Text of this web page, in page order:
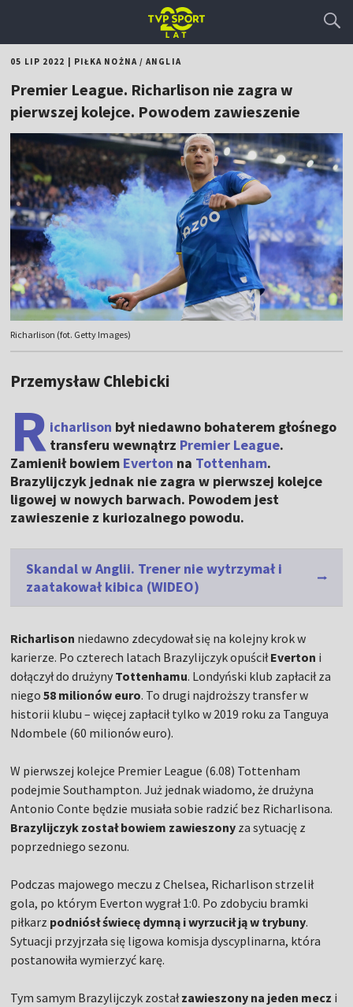
05 LIP 2022 PIŁKA NOŻNA/ANGLIA
Premier League. Richarlison nie zagra w
pierwszej kolejce. Powodem zawieszenie
Richarlison (fot. Getty Images)
Przemysław Chlebicki
R icharlison był niedawno bohaterem głośnego
transferu wewnątrz Premier League.
Zamienił bowiem Everton na Tottenham.
Brazylijczyk jednak nie zagra w pierwszej kolejce
ligowej w nowych barwach. Powodem jest
zawieszenie z kuriozalnego powodu.
Skandal w Anglii. Trener nie wytrzymał i
zaatakował kibica (WIDEO)
Richarlison niedawno zdecydował się na kolejny krok w
karierze. Po czterech latach Brazylijczyk opuściłEverton i
dołączył do drużyny Tottenhamu. Londyński klub zapłacił za
niego58 milionów euro. To drugi najdroższy transfer w
historii klubu – więcej zapłacił tylko w 2019 roku za Tanguya
Ndombele (60 milionów euro).
W pierwszej kolejce Premier League (6.08) Tottenham
podejmie Southampton. Już jednak wiadomo, że drużyna
Antonio Conte będzie musiała sobie radzić bez Richarlisona.
Brazylijczyk został bowiem zawieszony za sytuację z
poprzedniego sezonu.
Podczas majowego meczu z Chelsea, Richarlison strzelił
gola, po którym Everton wygrał 1:0. Po zdobyciu bramki
piłkarz podniósł świecę dymną i wyrzucił ją w trybuny.
Sytuacji przyjrzała się ligowa komisja dyscyplinarna, która
postanowiła wymierzyć karę.
Tym samym Brazylijczyk zostałzawieszony na jeden mecz i